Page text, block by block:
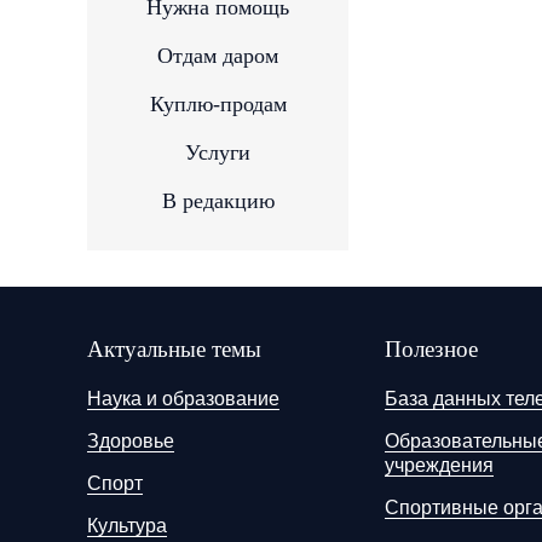
Нужна помощь
Отдам даром
Куплю-продам
Услуги
В редакцию
Актуальные темы
Наука и образование
Здоровье
Спорт
Культура
Полезное
База данных
учреждения
Спортивные